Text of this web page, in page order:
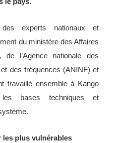
experts nationaux et
du ministère des Affaires
de l’Agence nationale des
des fréquences (ANINF) et
travaillé ensemble à Kango
bases techniques et
plus vulnérables